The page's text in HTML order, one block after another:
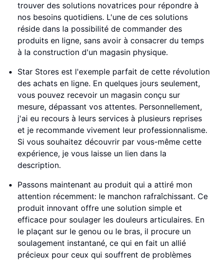
trouver des solutions novatrices pour répondre à
nos besoins quotidiens. L'une de ces solutions
réside dans la possibilité de commander des
produits en ligne, sans avoir à consacrer du temps
à la construction d'un magasin physique.
Star Stores est l'exemple parfait de cette révolution
des achats en ligne. En quelques jours seulement,
vous pouvez recevoir un magasin conçu sur
mesure, dépassant vos attentes. Personnellement,
j'ai eu recours à leurs services à plusieurs reprises
et je recommande vivement leur professionnalisme.
Si vous souhaitez découvrir par vous-même cette
expérience, je vous laisse un lien dans la
description.
Passons maintenant au produit qui a attiré mon
attention récemment: le manchon rafraîchissant. Ce
produit innovant offre une solution simple et
efficace pour soulager les douleurs articulaires. En
le plaçant sur le genou ou le bras, il procure un
soulagement instantané, ce qui en fait un allié
précieux pour ceux qui souffrent de problèmes